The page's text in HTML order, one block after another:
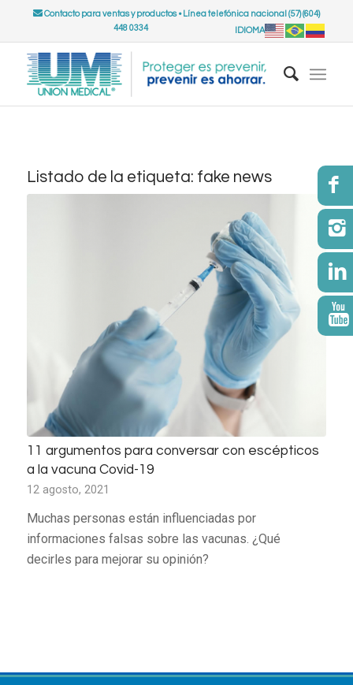
Contacto para ventas y productos• Línea telefónica nacional (57) (604)
448 0334
IDIOMA
Listado de la etiqueta: fake news
11 argumentos para conversar con escépticos
a la vacuna Covid-19
12 agosto, 2021
Muchas personas están influenciadas por
informaciones falsas sobre las vacunas. ¿Qué
decirles para mejorar su opinión?